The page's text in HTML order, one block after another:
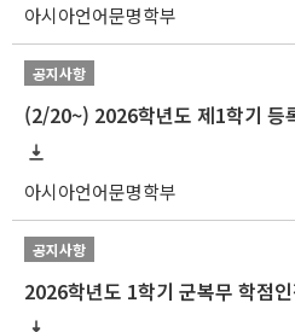
아시아언어문명학부
공지사항
아시아언어문명학부
공지사항
2026학년도 1학기 군복무 학점